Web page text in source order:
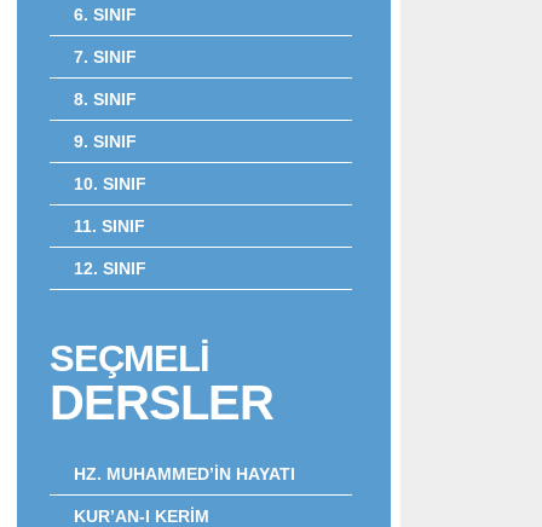
6. SINIF
7. SINIF
8. SINIF
9. SINIF
10. SINIF
11. SINIF
12. SINIF
SEÇMELİ
DERSLER
HZ. MUHAMMED’İN HAYATI
KUR’AN-I KERİM